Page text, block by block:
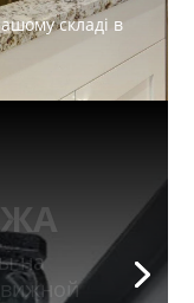
складі в
на
купе!